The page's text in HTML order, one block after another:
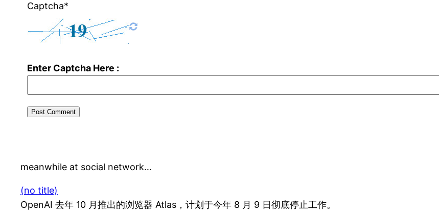
Captcha*
Enter Captcha Here :
meanwhile at social network…
(no title)
OpenAI 去年 10 月推出的浏览器 Atlas，计划于今年 8 月 9 日彻底停止工作。